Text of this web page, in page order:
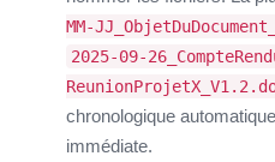
MM-
2025-09-
chronologique
immédiate.